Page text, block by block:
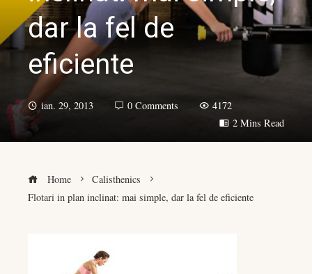
dar la fel de
eficiente
ian. 29, 2013 0 Comments
4172
2 Mins Read
Home
Calisthenics
Flotari in plan inclinat: mai simple, dar la fel de eficiente